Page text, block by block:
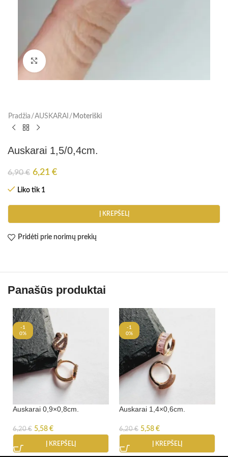
Paspauskite, kad padidinti
Pradžia AUSKARAI Moteriški
Auskarai 1,5/0,4cm.
6,90€ 6,21 €
Liko tik 1
Į KREPŠELĮ
Pridėti prie norimų prekių
Panašūs produktai
-1
0%
Auskarai 0,9×0,8cm.
6,20€ 5,58 €
Į KREPŠELĮ
-1
0%
Auskarai 1,4×0,6cm.
6,20€ 5,58 €
Į KREPŠELĮ